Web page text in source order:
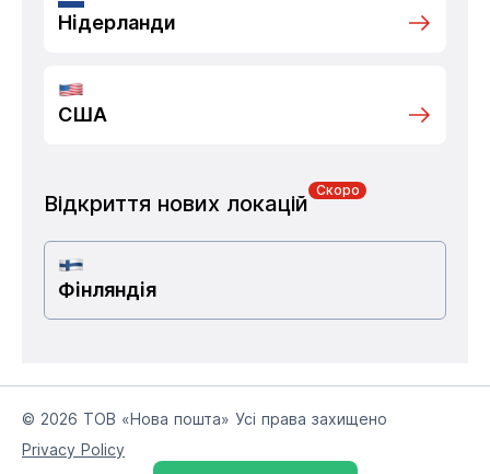
Нідерланди
США
Відкриття нових локацій
Скоро
Фінляндія
© 2026 ТОВ «Нова пошта» Усі права захищено
Privacy Policy